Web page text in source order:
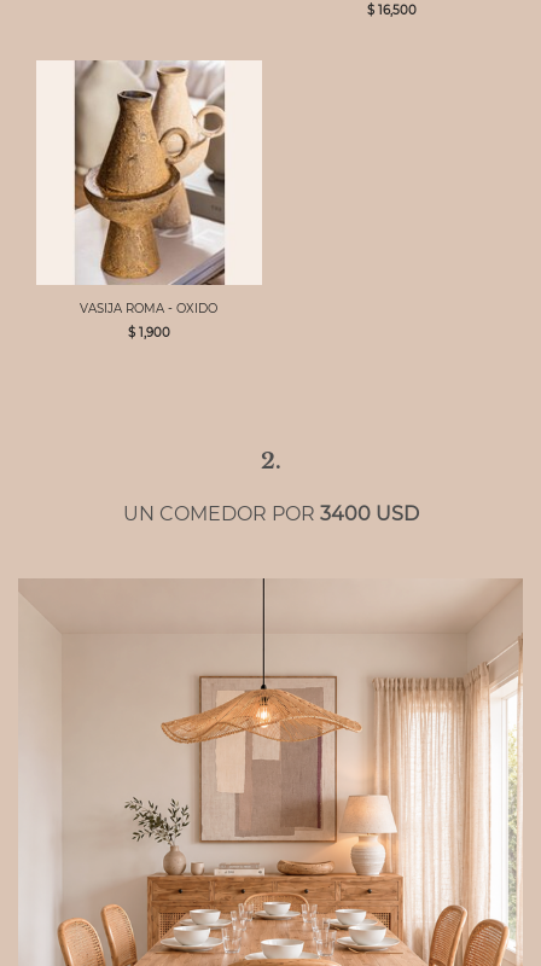
$ 16,500
VASIJA ROMA - OXIDO
$ 1,900
2.
UN COMEDOR POR 3400USD